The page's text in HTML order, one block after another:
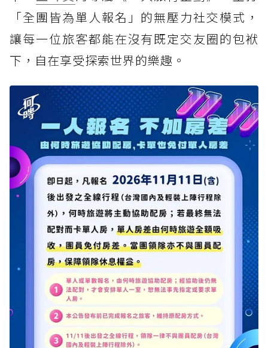
「全團皆為單人報名」的無壓力社交模式，
讓每一位旅客都能在沒有既定交友圈的包袱
下，自在享受探索世界的樂趣。